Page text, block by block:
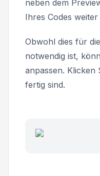
neben dem
Ihres Codes
Obwohl dies für
notwendig ist,
anpassen. Klicken
fertig sind.